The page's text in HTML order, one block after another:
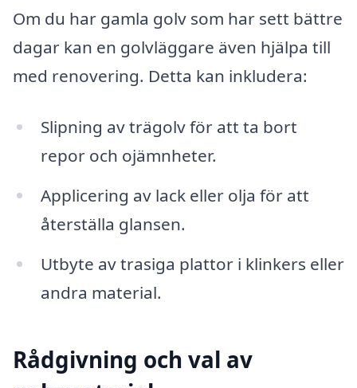
Om du har gamla golv som har sett bättre
dagar kan en golvläggare även hjälpa till
med renovering. Detta kan inkludera:
Slipning av trägolv för att ta bort
repor och ojämnheter.
Applicering av lack eller olja för att
återställa glansen.
Utbyte av trasiga plattor i klinkers eller
andra material.
Rådgivning och val av